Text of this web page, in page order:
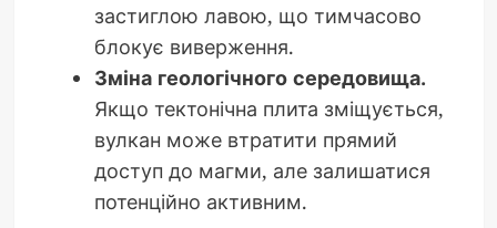
застиглою лавою, що тимчасово
блокує виверження.
Зміна геологічного середовища.
Якщо тектонічна плита зміщується,
вулкан може втратити прямий
доступ до магми, але залишатися
потенційно активним.